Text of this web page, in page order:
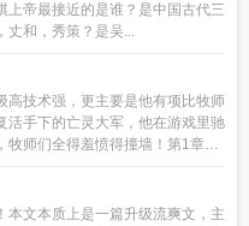
上帝最接近的是谁？是中国古代三
丈和，秀策？是吴...
高技术强，更主要是他有项比牧师
活手下的亡灵大军，他在游戏里驰
师们全得羞愤得撞墙！第1章PK
本文本质上是一篇升级流爽文，主